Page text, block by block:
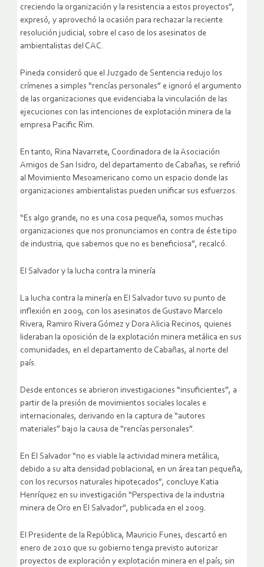
creciendo la organización y la resistencia a estos proyectos”,
expresó, y aprovechó la ocasión para rechazar la reciente
resolución judicial, sobre el caso de los asesinatos de
ambientalistas del CAC.
Pineda consideró que el Juzgado de Sentencia redujo los
crímenes a simples “rencías personales” e ignoró el argumento
de las organizaciones que evidenciaba la vinculación de las
ejecuciones con las intenciones de explotación minera de la
empresa Pacific Rim.
En tanto, Rina Navarrete, Coordinadora de la Asociación
Amigos de San Isidro, del departamento de Cabañas, se refirió
al Movimiento Mesoamericano como un espacio donde las
organizaciones ambientalistas pueden unificar sus esfuerzos.
“Es algo grande, no es una cosa pequeña, somos muchas
organizaciones que nos pronunciamos en contra de éste tipo
de industria, que sabemos que no es beneficiosa”, recalcó.
El Salvador y la lucha contra la minería
La lucha contra la minería en El Salvador tuvo su punto de
inflexión en 2009, con los asesinatos de Gustavo Marcelo
Rivera, Ramiro Rivera Gómez y Dora Alicia Recinos, quienes
lideraban la oposición de la explotación minera metálica en sus
comunidades, en el departamento de Cabañas, al norte del
país.
Desde entonces se abrieron investigaciones “insuficientes”, a
partir de la presión de movimientos sociales locales e
internacionales, derivando en la captura de “autores
materiales” bajo la causa de “rencías personales”.
En El Salvador “no es viable la actividad minera metálica,
debido a su alta densidad poblacional, en un área tan pequeña,
con los recursos naturales hipotecados”, concluye Katia
Henríquez en su investigación “Perspectiva de la industria
minera de Oro en El Salvador”, publicada en el 2009.
El Presidente de la República, Mauricio Funes, descartó en
enero de 2010 que su gobierno tenga previsto autorizar
proyectos de exploración y explotación minera en el país; sin